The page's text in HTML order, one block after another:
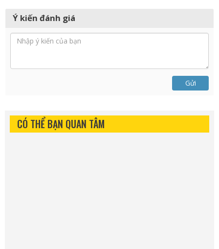
Ý kiến đánh giá
Gửi
CÓ THỂ BẠN QUAN TÂM